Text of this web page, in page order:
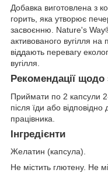
Добавка виготовлена з
горить, яка утворює
засвоєнню. Nature's
активованого вугілля на
віддають перевагу
вугілля.
Рекомендації щодо
Приймати по 2 капсули
після їди або
працівника.
Інгредієнти
Желатин (капсула).
Не містить глютену. Не